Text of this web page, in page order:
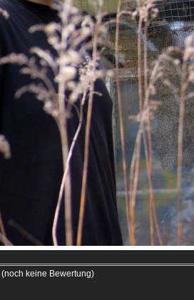
(noch keine Bewertung)